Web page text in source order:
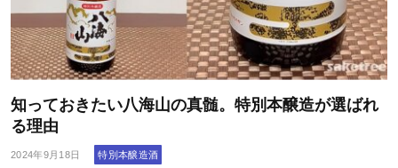
知っておきたい八海山の真髄。特別本醸造が選ばれ
る理由
2024年9月18日 特別本醸造酒